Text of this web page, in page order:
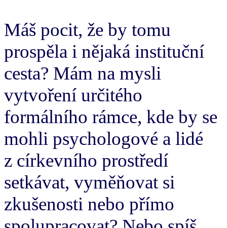
Máš pocit, že by tomu
prospěla i nějaká instituční
cesta? Mám na mysli
vytvoření určitého
formálního rámce, kde by se
mohli psychologové a lidé
z církevního prostředí
setkávat, vyměňovat si
zkušenosti nebo přímo